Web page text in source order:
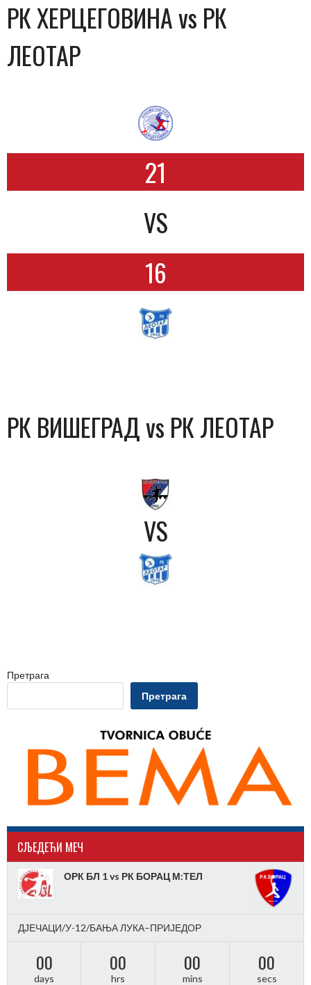
РК ХЕРЦЕГОВИНА vs РК
ЛЕОТАР
21
VS
16
РК ВИШЕГРАД vs РК ЛЕОТАР
VS
Претрага
Претрага
CЉЕДЕЋИ МЕЧ
ОРК БЛ 1 vs РК БОРАЦ М:ТЕЛ
ДЈЕЧАЦИ/У-12/БАЊА ЛУКА–ПРИЈЕДОР
00
days
00
hrs
00
mins
00
secs